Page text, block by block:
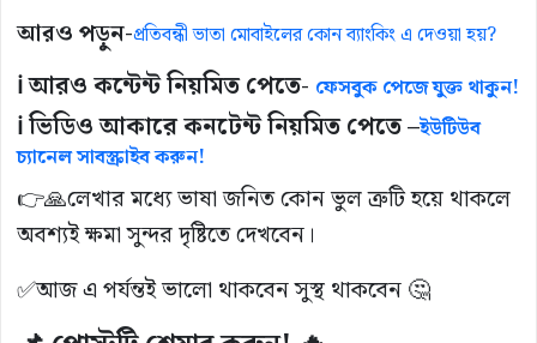
আরও পড়ুন-প্রতিবন্ধী ভাতা মোবাইলের কোন ব্যাংকিং এ দেওয়া হয়?
ℹ️ আরও কন্টেন্ট নিয়মিত পেতে- ফেসবুক পেজে যুক্ত থাকুন!
ℹ️ ভিডিও আকারে কনটেন্ট নিয়মিত পেতে –ইউটিউব
চ্যানেল সাবস্ক্রাইব করুন!
👉🙏লেখার মধ্যে ভাষা জনিত কোন ভুল ত্রুটি হয়ে থাকলে
অবশ্যই ক্ষমা সুন্দর দৃষ্টিতে দেখবেন।
✅আজ এ পর্যন্তই ভালো থাকবেন সুস্থ থাকবেন 🤔